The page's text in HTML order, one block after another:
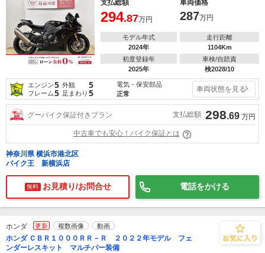
支払総額
車両価格
294.87万円 287万円
モデル年式
2024年
走行距離
1104Km
初度登録年
2025年
車検/自賠責
検2028/10
エンジン5 外観 5
フレーム5 足まわり 5
電気・保安部品
正常
車両状態を見る
グーバイク保証付きプラン 支払総額 298.69 万円
中古車でも安心！バイク保証とは
神奈川県 横浜市港北区
バイク王 新横浜店
無料 お見積り/お問合せ 電話をかける
ホンダ 更新 複数画像 動画
ホンダ ＣＢＲ１０００ＲＲ－Ｒ ２０２２年モデル フェ
ンダーレスキット マルチバー装備